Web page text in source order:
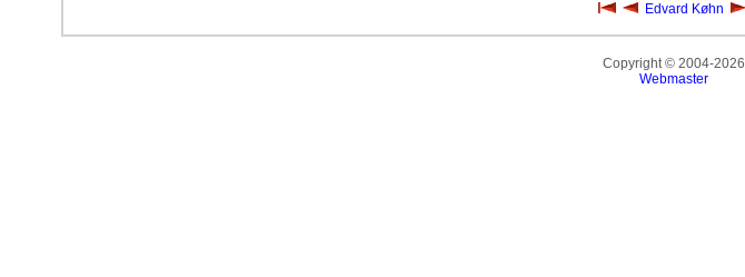
Edvard Køhn
Copyright © 2004-2026
Webmaster